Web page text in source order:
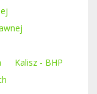
Kalisz - BHP